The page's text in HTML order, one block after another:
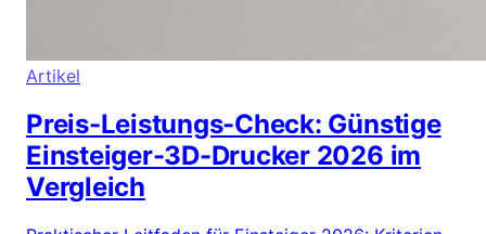
Artikel
Preis-Leistungs-Check: Günstige
Einsteiger-3D-Drucker 2026 im
Vergleich